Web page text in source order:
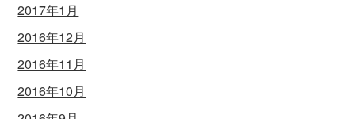
2017年1月
2016年12月
2016年11月
2016年10月